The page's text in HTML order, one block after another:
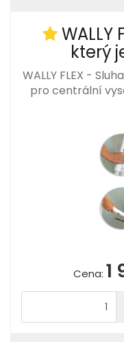
WALLY
který
WALLY FLEX -
pro centrální
Cena: 1